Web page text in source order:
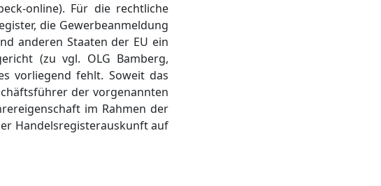
online). Für die rechtliche
die Gewerbeanmeldung
anderen Staaten der EU ein
(zu vgl. OLG Bamberg,
vorliegend fehlt. Soweit das
der vorgenannten
im Rahmen der
Handelsregisterauskunft auf